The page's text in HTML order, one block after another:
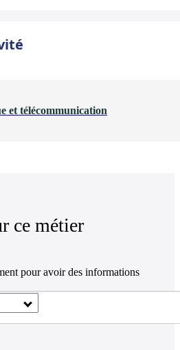
et télécommunication
ce métier
pour avoir des informations